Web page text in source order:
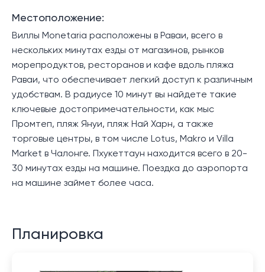
Местоположение:
Виллы Monetaria расположены в Раваи, всего в
нескольких минутах езды от магазинов, рынков
морепродуктов, ресторанов и кафе вдоль пляжа
Раваи, что обеспечивает легкий доступ к различным
удобствам. В радиусе 10 минут вы найдете такие
ключевые достопримечательности, как мыс
Промтеп, пляж Януи, пляж Най Харн, а также
торговые центры, в том числе Lotus, Makro и Villa
Market в Чалонге. Пхукеттаун находится всего в 20-
30 минутах езды на машине. Поездка до аэропорта
на машине займет более часа.
Планировка